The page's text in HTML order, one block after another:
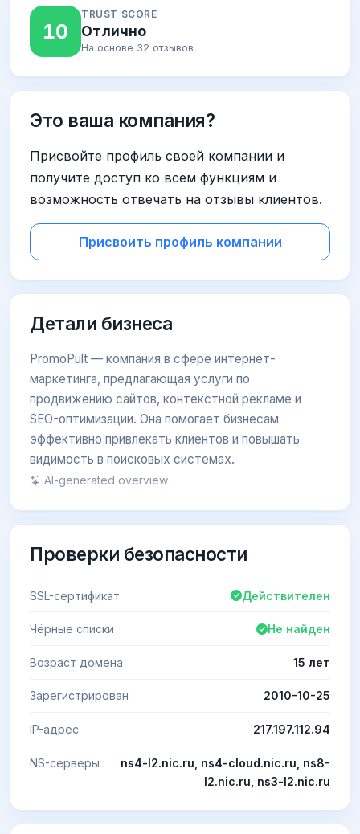
10
TRUST SCORE
Отлично
На основе 32 отзывов
Это ваша компания?
Присвойте профиль своей компании и
получите доступ ко всем функциям и
возможность отвечать на отзывы клиентов.
Присвоить профиль компании
Детали бизнеса
PromoPult — компания в сфере интернет-
маркетинга, предлагающая услуги по
продвижению сайтов, контекстной рекламе и
SEO-оптимизации. Она помогает бизнесам
эффективно привлекать клиентов и повышать
видимость в поисковых системах.
AI-generated overview
Проверки безопасности
SSL-сертификат Действителен
Чёрные списки Не найден
Возраст домена 15 лет
Зарегистрирован 2010-10-25
IP-адрес 217.197.112.94
NS-серверы
ns4-l2.nic.ru, ns4-cloud.nic.ru, ns8-
l2.nic.ru, ns3-l2.nic.ru